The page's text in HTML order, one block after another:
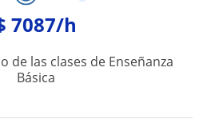
7087/h
de las clases de Enseñanza
Básica